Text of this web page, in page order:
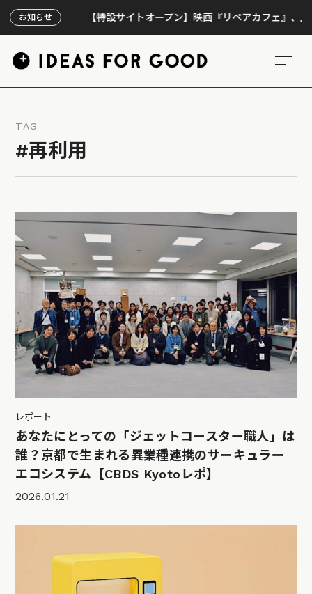
お知らせ【特設サイトオープン】映画『リペアカフェ』、上映300回
TAG
#再利用
レポート
あなたにとっての「ジェットコースター職人」は
誰？京都で生まれる異業種連携のサーキュラー
エコシステム【CBDS Kyotoレポ】
2026.01.21